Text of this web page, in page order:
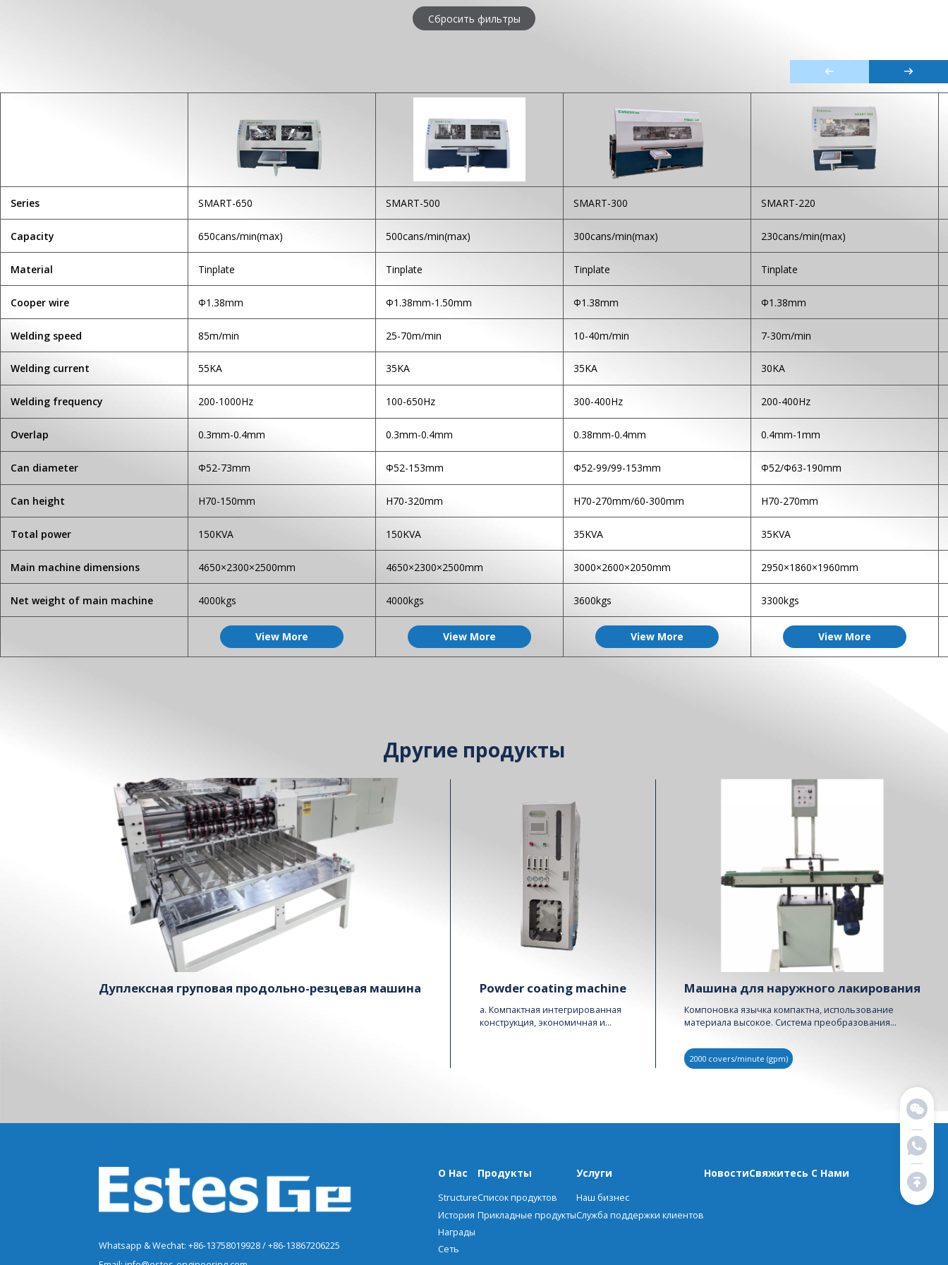
Скачать файл
Скачать файл продукта
Сбросить фильтры
Series
Capacity
Material
Cooper wire
Welding speed
Welding current
Welding frequency
Overlap
Can diameter
Can height
Total power
Main machine dimensions
Net weight of main machine
SMART-650
650cans/min(max)
Tinplate
Φ1.38mm
85m/min
55KA
200-1000Hz
0.3mm-0.4mm
Φ52-73mm
H70-150mm
150KVA
4650×2300×2500mm
4000kgs
View More
SMART-500
500cans/min(max)
Tinplate
Φ1.38mm-1.50mm
25-70m/min
35KA
100-650Hz
0.3mm-0.4mm
Φ52-153mm
H70-320mm
150KVA
4650×2300×2500mm
4000kgs
View More
SMART-300
300cans/min(max)
Tinplate
Φ1.38mm
10-40m/min
35KA
300-400Hz
0.38mm-0.4mm
Φ52-99/99-153mm
H70-270mm/60-300mm
35KVA
3000×2600×2050mm
3600kgs
View More
SMART-220
230cans/min(max)
Tinplate
Φ1.38mm
7-30m/min
30KA
200-400Hz
0.4mm-1mm
Φ52/Φ63-190mm
H70-270mm
35KVA
2950×1860×1960mm
3300kgs
View More
Другие продукты
Дуплексная груповая продольно-резцевая машина Powder coating machine
a. Компактная интегрированная
конструкция, экономичная и
одна линия не используется, она
Машина для наружного лакирования
Компоновка язычка компактна, использование
материала высокое. Система преобразования
2000 covers/minute (gpm)
Whatsapp & Wechat: +86-13758019928 / +86-13867206225
О Нас
Structure
История
Награды
Сеть
Продукты
Список продуктов
Прикладные продукты
Услуги
Наш бизнес
Служба поддержки клиентов
НовостиСвяжитесь С Нами